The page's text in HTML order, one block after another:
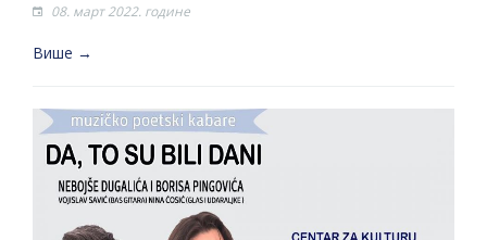
08. март 2022. године
Више →